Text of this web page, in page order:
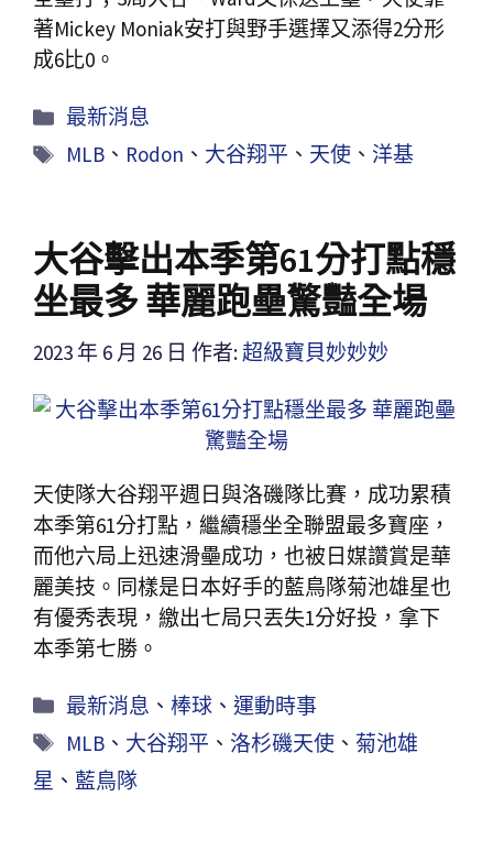
著Mickey Moniak安打與野手選擇又添得2分形
成6比0。
最新消息
MLB 、 Rodon 、 大谷翔平 、 天使 、 洋基
大谷擊出本季第61分打點穩
坐最多 華麗跑壘驚豔全場
2023 年 6 月 26 日 作者: 超級寶貝妙妙妙
天使隊大谷翔平週日與洛磯隊比賽，成功累積
本季第61分打點，繼續穩坐全聯盟最多寶座，
而他六局上迅速滑壘成功，也被日媒讚賞是華
麗美技。同樣是日本好手的藍鳥隊菊池雄星也
有優秀表現，繳出七局只丟失1分好投，拿下
本季第七勝。
最新消息 、棒球 、運動時事
MLB 、 大谷翔平 、 洛杉磯天使 、 菊池雄
星 、 藍鳥隊